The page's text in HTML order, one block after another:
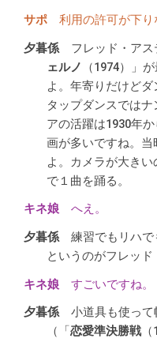
利用の許可が下り
フレッド・アス
ェルノ
（1974）」
よ。年寄りだけどダ
タップダンスでは
アの活躍は1930年
画が多いですね。
よ。カメラが大き
で１曲を踊る。
へえ。
練習でもリハ
というのがフレッド
すごいですね。
小道具も使っ
（「恋愛準決勝戦